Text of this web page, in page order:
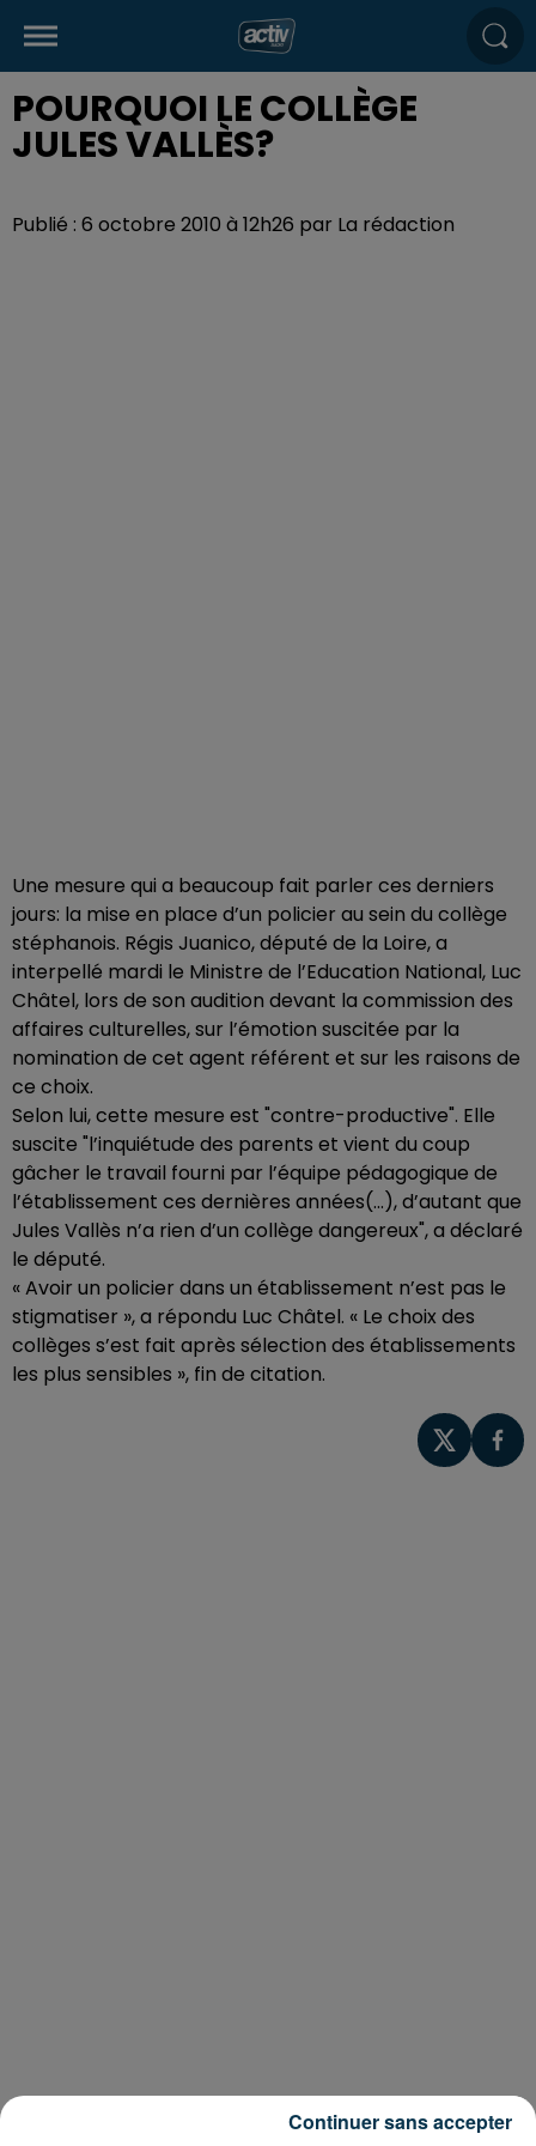
POURQUOI LE COLLÈGE
JULES VALLÈS?
Publié : 6 octobre 2010 à 12h26 par La rédaction
Une mesure qui a beaucoup fait parler ces derniers
jours: la mise en place d’un policier au sein du collège
stéphanois. Régis Juanico, député de la Loire, a
interpellé mardi le Ministre de l’Education National, Luc
Châtel, lors de son audition devant la commission des
affaires culturelles, sur l’émotion suscitée par la
nomination de cet agent référent et sur les raisons de
ce choix.
Selon lui, cette mesure est "contre-productive". Elle
suscite "l’inquiétude des parents et vient du coup
gâcher le travail fourni par l’équipe pédagogique de
l’établissement ces dernières années(...), d’autant que
Jules Vallès n’a rien d’un collège dangereux", a déclaré
le député.
« Avoir un policier dans un établissement n’est pas le
stigmatiser », a répondu Luc Châtel. « Le choix des
collèges s’est fait après sélection des établissements
les plus sensibles », fin de citation.
Continuer sans accepter